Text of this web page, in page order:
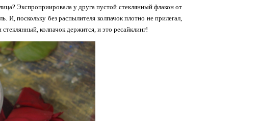
Экспроприировала у друга пустой стеклянный флакон от
поскольку без распылителя колпачок плотно не прилегал,
колпачок держится, и это ресайклинг!